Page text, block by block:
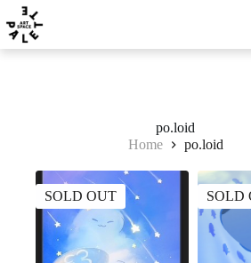
po.loid
Home
po.loid
SOLD OUT SOLD